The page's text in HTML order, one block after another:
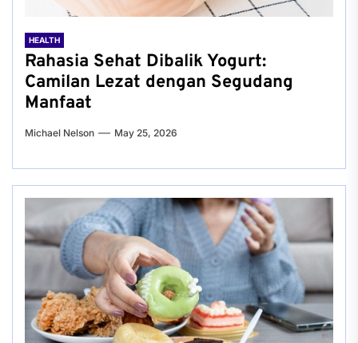
HEALTH
Rahasia Sehat Dibalik Yogurt:
Camilan Lezat dengan Segudang
Manfaat
Michael Nelson May 25, 2026